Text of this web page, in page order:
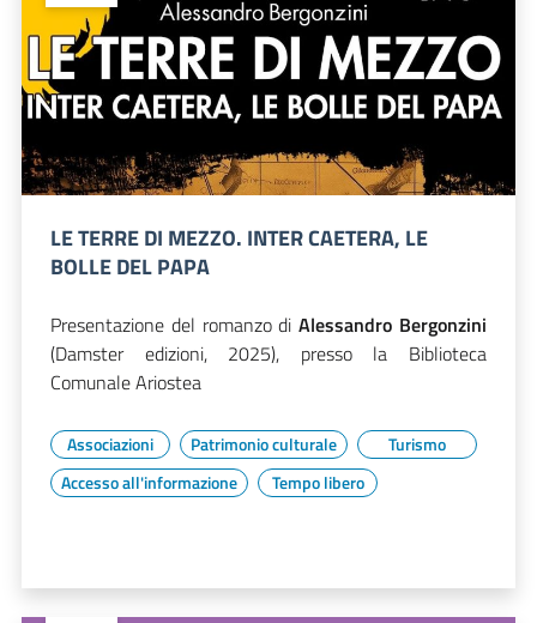
LE TERRE DI MEZZO. INTER CAETERA, LE
BOLLE DEL PAPA
Presentazione del romanzo diAlessandro Bergonzini
(Damster edizioni, 2025), presso la Biblioteca
Comunale Ariostea
Associazioni Patrimonio culturale
Turismo
Accesso all'informazione
Tempo libero